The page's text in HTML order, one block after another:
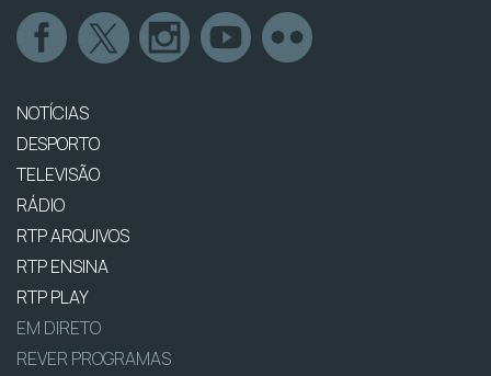
NOTÍCIAS
DESPORTO
TELEVISÃO
RÁDIO
RTP ARQUIVOS
RTP ENSINA
RTP PLAY
EM DIRETO
REVER PROGRAMAS